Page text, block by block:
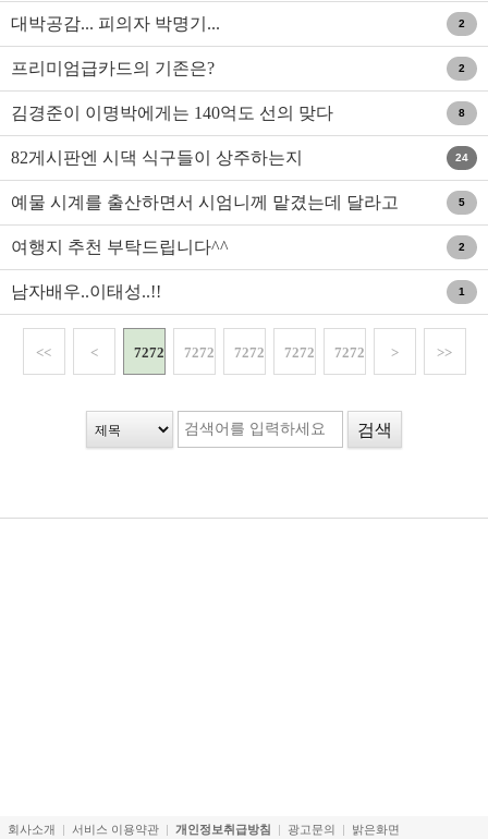
대박공감... 피의자 박명기... 2
프리미엄급카드의 기존은? 2
김경준이 이명박에게는 140억도 선의 맞다 8
82게시판엔 시댁 식구들이 상주하는지 24
예물 시계를 출산하면서 시엄니께 맡겼는데 달라고
말하는게 껄끄러..
5
여행지 추천 부탁드립니다^^ 2
남자배우..이태성..!! 1
<< < 72721 72722 72723 72724 72725 > >>
회사소개 서비스 이용약관 개인정보취급방침 광고문의 밝은화면